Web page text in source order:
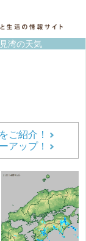
湾の天気
ご紹介！
アップ！